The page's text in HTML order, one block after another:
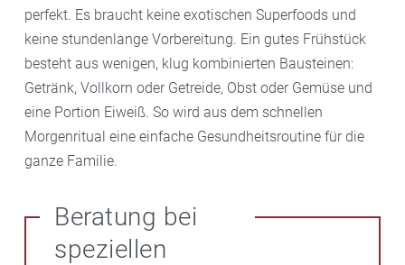
perfekt. Es braucht keine exotischen Superfoods und
keine stundenlange Vorbereitung. Ein gutes Frühstück
besteht aus wenigen, klug kombinierten Bausteinen:
Getränk, Vollkorn oder Getreide, Obst oder Gemüse und
eine Portion Eiweiß. So wird aus dem schnellen
Morgenritual eine einfache Gesundheitsroutine für die
ganze Familie.
Beratung bei
speziellen